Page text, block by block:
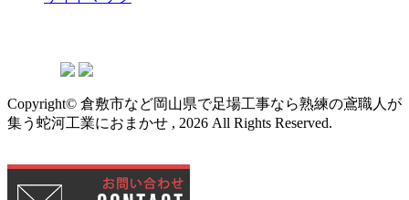
Copyright© 倉敷市など岡山県で足場工事なら熟練の鳶職人が
集う蛇河工業におまかせ , 2026 All Rights Reserved.